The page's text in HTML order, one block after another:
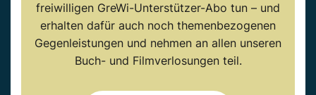
freiwilligen GreWi-Unterstützer-Abo tun – und
erhalten dafür auch noch themenbezogenen
Gegenleistungen und nehmen an allen unseren
Buch- und Filmverlosungen teil.